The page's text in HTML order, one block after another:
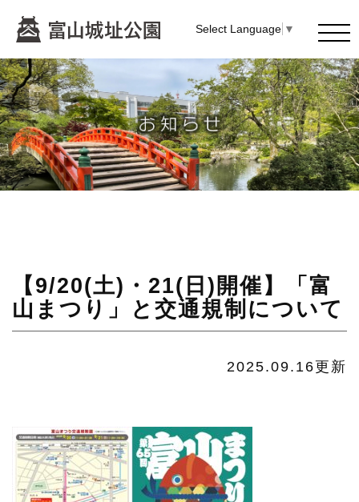
Select Language ▼
【9/20(土)・21(日)開催】「富
山まつり」と交通規制について
2025.09.16更新